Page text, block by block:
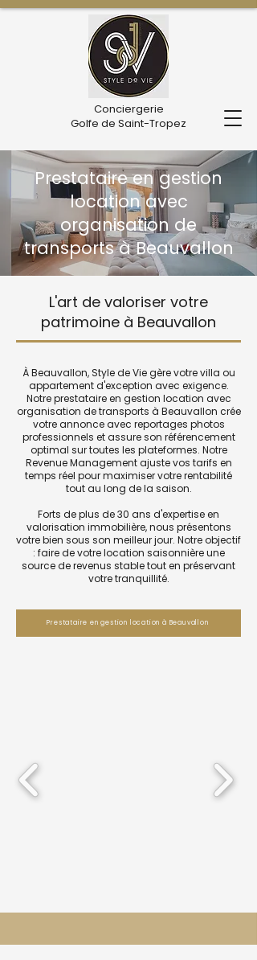
Conciergerie
Golfe de Saint-Tropez
Prestataire en gestion
location avec
organisation de
transports à Beauvallon
L'art de valoriser votre
patrimoine à Beauvallon
À Beauvallon, Style de Vie gère votre villa ou
appartement d'exception avec exigence.
Notre prestataire en gestion location avec
organisation de transports à Beauvallon crée
votre annonce avec reportages photos
professionnels et assure son référencement
optimal sur toutes les plateformes. Notre
Revenue Management ajuste vos tarifs en
temps réel pour maximiser votre rentabilité
tout au long de la saison.
Forts de plus de 30 ans d'expertise en
valorisation immobilière, nous présentons
votre bien sous son meilleur jour. Notre objectif
: faire de votre location saisonnière une
source de revenus stable tout en préservant
votre tranquillité.
Prestataire en gestion location à Beauvallon